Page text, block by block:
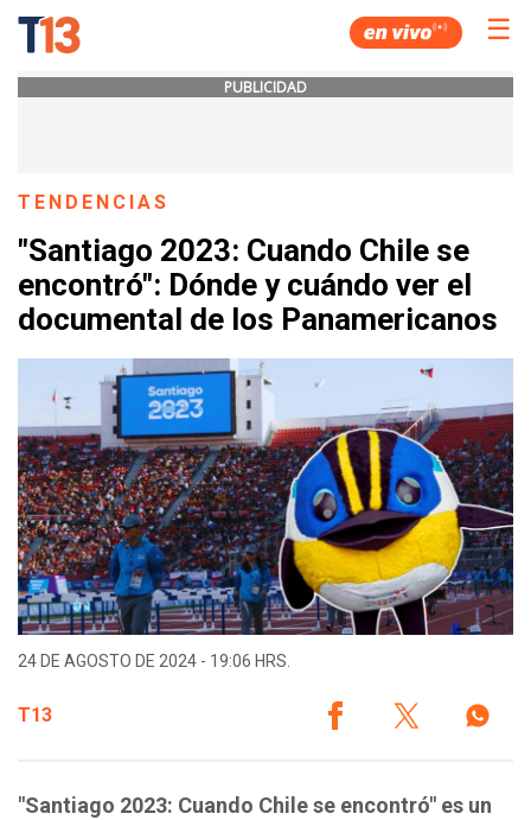
☰
PUBLICIDAD
TENDENCIAS
"Santiago 2023: Cuando Chile se
encontró": Dónde y cuándo ver el
documental de los Panamericanos
24 DE AGOSTO DE 2024 - 19:06 HRS.
T13
"Santiago 2023: Cuando Chile se encontró" es un